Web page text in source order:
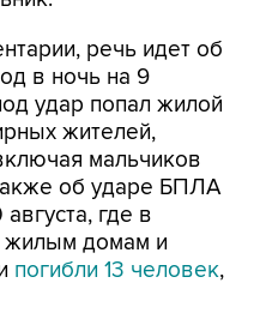
речь идет об
в ночь на 9
удар попал жилой
жителей,
мальчиков
об ударе БПЛА
где в
жилым домам и
погибли 13 человек,